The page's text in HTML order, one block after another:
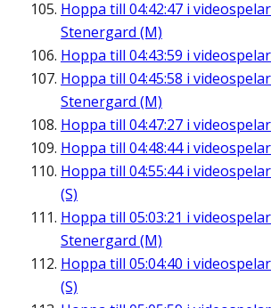
Hoppa till 04:42:47 i
Stenergard (M)
Hoppa till 04:43:59 i
Hoppa till 04:45:58 i
Stenergard (M)
Hoppa till 04:47:27 i
Hoppa till 04:48:44i
Hoppa till 04:55:44i
(S)
Hoppa till 05:03:21 i
Stenergard (M)
Hoppa till 05:04:40 i
(S)